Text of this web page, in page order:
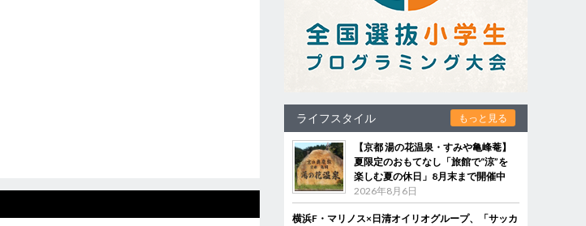
ライフスタイル もっと見る
【京都 湯の花温泉・すみや亀峰菴】
夏限定のおもてなし「旅館で“涼”を
楽しむ夏の休日」8月末まで開催中
2026年8月6日
横浜F・マリノス×日清オイリオグループ、「サッカ